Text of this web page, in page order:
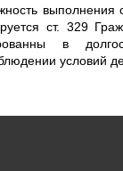
выполнения
ст. 329
в
условий